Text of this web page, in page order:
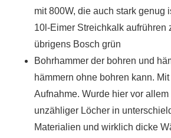
mit 800W, die auch stark genug
10l-Eimer Streichkalk aufrühren
übrigens Bosch grün
Bohrhammer der bohren und
hämmern ohne bohren kann.
Aufnahme. Wurde hier vor allem
unzähliger Löcher in
Materialien und wirklich dicke